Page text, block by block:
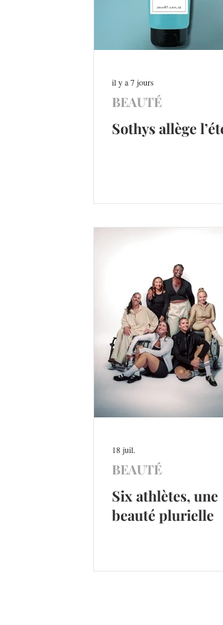
Sothys allège
BEAUTÉ
il y a 7 jours
Six athlètes, une
beauté plurielle
BEAUTÉ
18 juil.